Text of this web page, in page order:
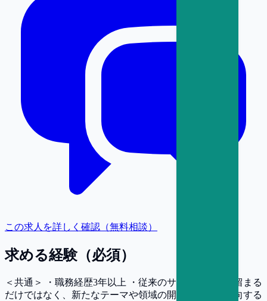
この求人を詳しく確認（無料相談）
求める経験（必須）
＜共通＞ ・職務経歴3年以上 ・従来のサステナ領域に留まる
だけではなく、新たなテーマや領域の開拓・挑戦を志向する